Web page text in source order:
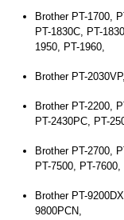
Brother PT-1700,
PT-1830C, PT-
1950, PT-1960,
Brother PT-
Brother PT-2200,
PT-2430PC, PT-
Brother PT-2700,
PT-7500, PT-
Brother PT-
9800PCN,